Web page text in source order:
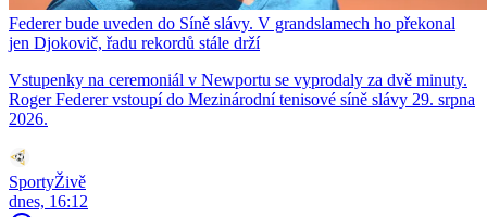
Federer bude uveden do Síně slávy. V grandslamech ho překonal
jen Djokovič, řadu rekordů stále drží
Vstupenky na ceremoniál v Newportu se vyprodaly za dvě minuty.
Roger Federer vstoupí do Mezinárodní tenisové síně slávy 29. srpna
2026.
SportyŽivě
dnes, 16:12